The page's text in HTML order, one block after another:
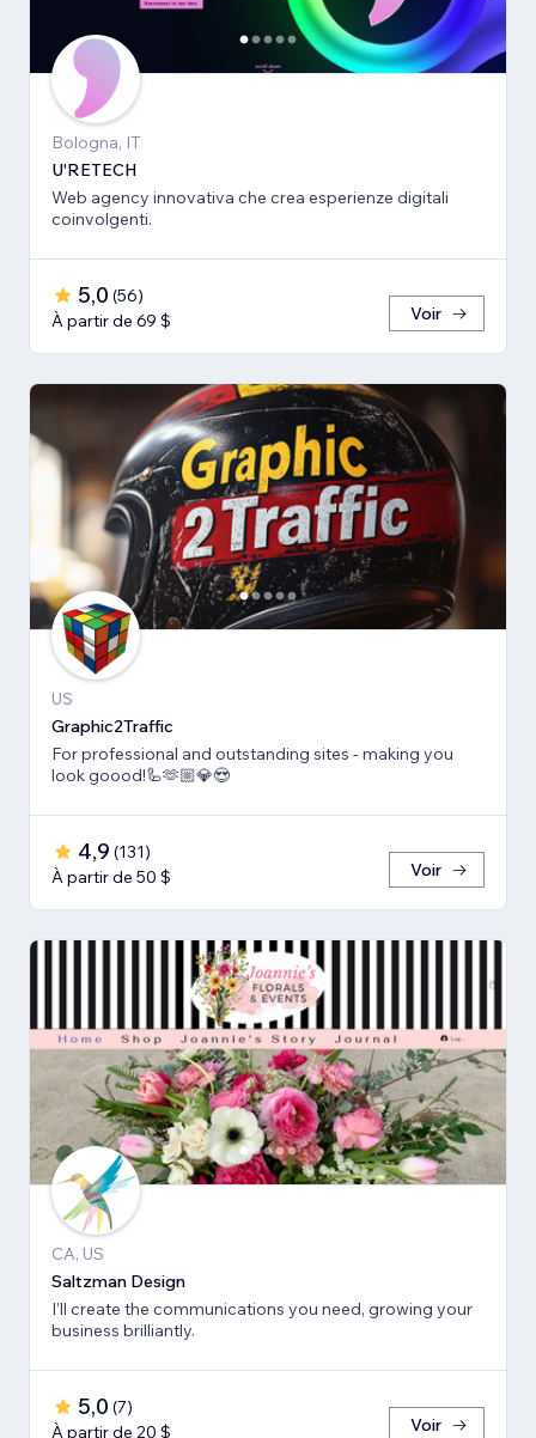
Bologna, IT
U'RETECH
Web agency innovativa che crea esperienze digitali
coinvolgenti.
5,0 (56)
À partir de 69 $
Voir
US
Graphic2Traffic
For professional and outstanding sites - making you
look goood!🦾🫶🏼💎😍
4,9 (131)
À partir de 50 $
Voir
CA, US
Saltzman Design
I’ll create the communications you need, growing your
business brilliantly.
5,0 (7)
À partir de 20 $
Voir